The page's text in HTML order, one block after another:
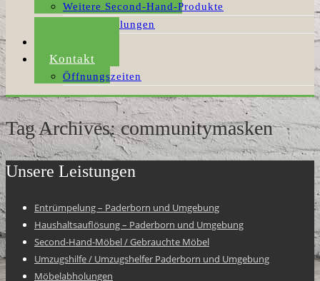
Weitere Second-Hand-Produkte
Möbelabholungen
Kontakt
Öffnungszeiten
Tag Archives: communitymasken
Unsere Leistungen
Entrümpelung – Paderborn und Umgebung
Haushaltsauflösung – Paderborn und Umgebung
Second-Hand-Möbel / Gebrauchte Möbel
Umzugshilfe / Umzugshelfer Paderborn und Umgebung
Möbelabholungen